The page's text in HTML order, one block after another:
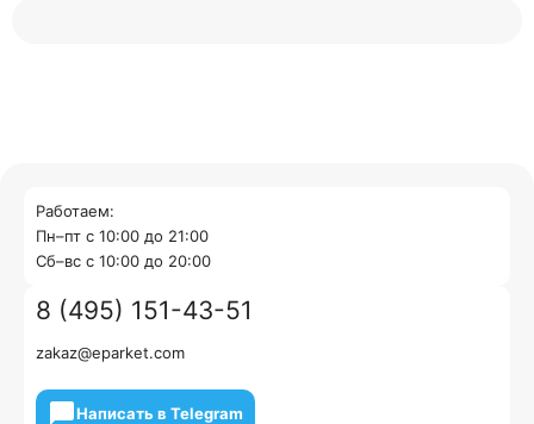
Работаем:
Пн–пт с 10:00 до 21:00
Cб–вс с 10:00 до 20:00
8 (495) 151-43-51
zakaz@eparket.com
Написать в Telegram